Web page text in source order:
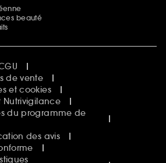
beauté
de vente
et cookies
Nutrivigilance
du programme de
des avis